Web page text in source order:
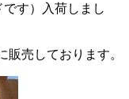
す）入荷しまし
売しております。